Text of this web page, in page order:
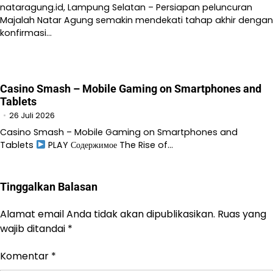
nataragung.id, Lampung Selatan – Persiapan peluncuran
Majalah Natar Agung semakin mendekati tahap akhir dengan
konfirmasi…
Casino Smash – Mobile Gaming on Smartphones and
Tablets
26 Juli 2026
Casino Smash – Mobile Gaming on Smartphones and
Tablets
PLAY Содержимое The Rise of…
Tinggalkan Balasan
Alamat email Anda tidak akan dipublikasikan. Ruas yang
wajib ditandai *
Komentar *